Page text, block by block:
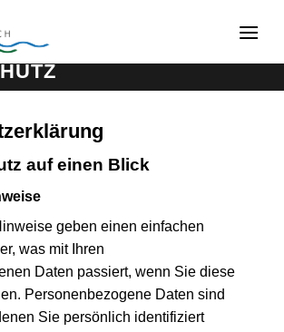
auf einen Blick
geben einen einfachen
was mit Ihren
Daten passiert, wenn Sie diese
Personenbezogene Daten sind
Sie persönlich identifiziert